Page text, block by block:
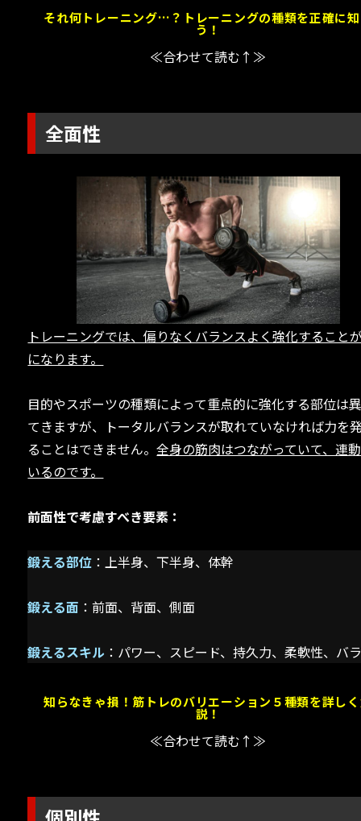
それ何トレーニング…？トレーニングの種類を正確に
う！
≪合わせて読む↑≫
全面性
トレーニングでは、偏りなくバランスよく強化すること
になります。
目的やスポーツの種類によって重点的に強化する部位は
てきますが、トータルバランスが取れていなければ力を
ることはできません。全身の筋肉はつながっていて、連
いるのです。
前面性で考慮すべき要素：
鍛える部位 ：上半身、下半身、体幹
鍛える面 ：前面、背面、側面
鍛えるスキル ：パワー、スピード、持久力、柔軟性、バ
知らなきゃ損！筋トレのバリエーション５種類を詳し
説！
≪合わせて読む↑≫